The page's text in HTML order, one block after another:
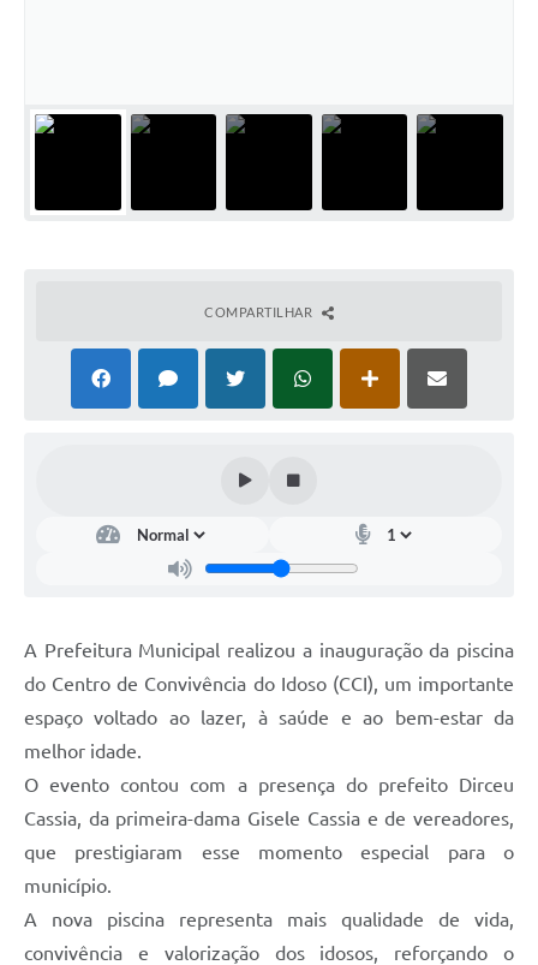
Legislação
Notícias
COMPARTILHAR
A Prefeitura Municipal realizou a inauguração da piscina
do Centro de Convivência do Idoso (CCI), um importante
espaço voltado ao lazer, à saúde e ao bem-estar da
melhor idade.
O evento contou com a presença do prefeito Dirceu
Cassia, da primeira-dama Gisele Cassia e de vereadores,
que prestigiaram esse momento especial para o
município.
A nova piscina representa mais qualidade de vida,
convivência e valorização dos idosos, reforçando o